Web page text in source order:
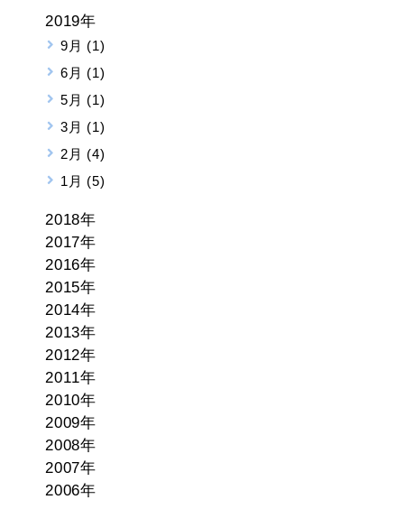
2019年
9月 (1)
6月 (1)
5月 (1)
3月 (1)
2月 (4)
1月 (5)
2018年
2017年
2016年
2015年
2014年
2013年
2012年
2011年
2010年
2009年
2008年
2007年
2006年